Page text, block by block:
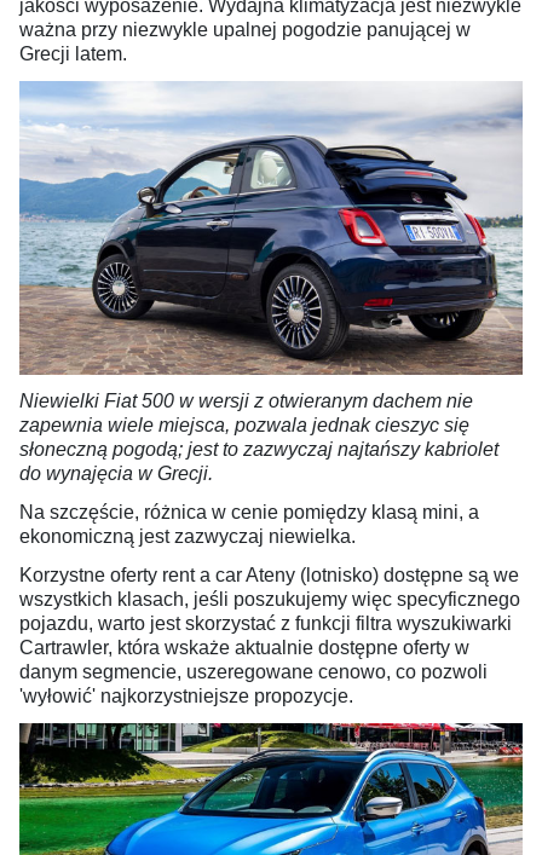
jakości wyposażenie. Wydajna klimatyzacja jest niezwykle
ważna przy niezwykle upalnej pogodzie panującej w
Grecji latem.
Niewielki Fiat 500 w wersji z otwieranym dachem nie
zapewnia wiele miejsca, pozwala jednak cieszyc się
słoneczną pogodą; jest to zazwyczaj najtańszy kabriolet
do wynajęcia w Grecji.
Na szczęście, różnica w cenie pomiędzy klasą mini, a
ekonomiczną jest zazwyczaj niewielka.
Korzystne oferty rent a car Ateny (lotnisko) dostępne są we
wszystkich klasach, jeśli poszukujemy więc specyficznego
pojazdu, warto jest skorzystać z funkcji filtra wyszukiwarki
Cartrawler, która wskaże aktualnie dostępne oferty w
danym segmencie, uszeregowane cenowo, co pozwoli
'wyłowić' najkorzystniejsze propozycje.